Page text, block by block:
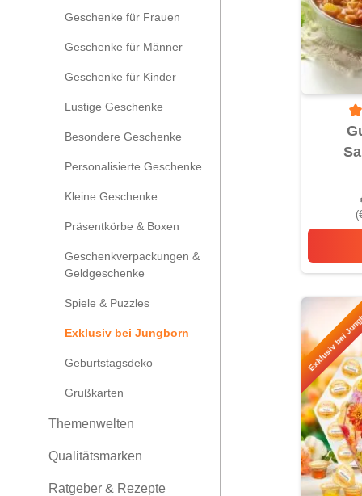
Geschenke für Frauen
Geschenke für Männer
Geschenke für Kinder
Lustige Geschenke
Besondere Geschenke
Personalisierte Geschenke
Kleine Geschenke
Präsentkörbe & Boxen
Geschenkverpackungen &
Geldgeschenke
Spiele & Puzzles
Exklusiv bei Jungborn
Geburtstagsdeko
Grußkarten
Themenwelten
Qualitätsmarken
Ratgeber & Rezepte
Exklusiv bei